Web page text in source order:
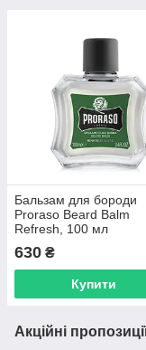
Бальзам для бороди
Proraso Beard Balm
Refresh, 100 мл
630 ₴
Купити
Акційні